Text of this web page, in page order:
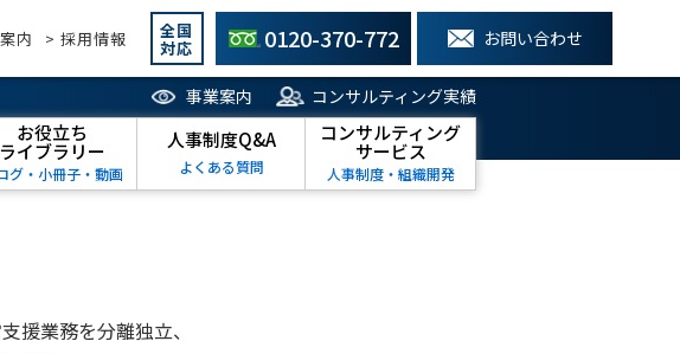
内 > 採用情報 全国
対応 0120-370-772 お問い合わせ
事業案内 コンサルティング実績
お役立ち
ライブラリー
グ・小冊子・動画
人事制度Q&A
よくある質問
コンサルティング
サービス
人事制度・組織開発
援業務を分離独立、